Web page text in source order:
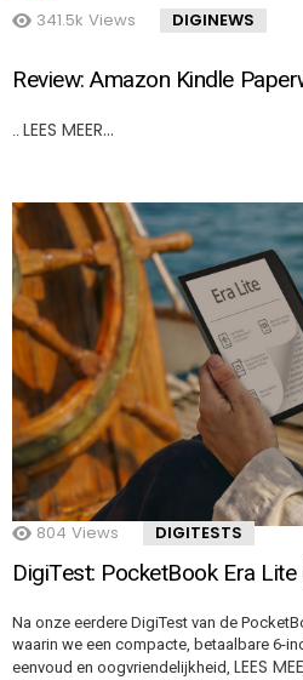
341.5k Views DIGINEWS
Review: Amazon Kindle
LEES MEER…
804 Views DIGITESTS
DigiTest: PocketBook Era
Na onze eerdere DigiTest van de
waarin we een compacte, betaalbare 6-
eenvoud en oogvriendelijkheid, LEES